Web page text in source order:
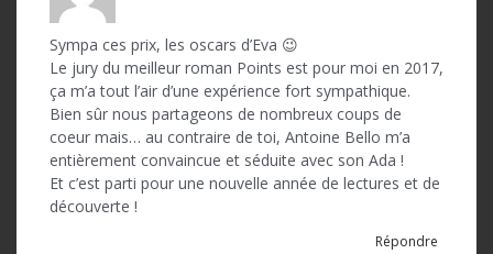
Sympa ces prix, les oscars d’Eva 😉
Le jury du meilleur roman Points est pour moi en 2017,
ça m’a tout l’air d’une expérience fort sympathique.
Bien sûr nous partageons de nombreux coups de
coeur mais… au contraire de toi, Antoine Bello m’a
entièrement convaincue et séduite avec son Ada !
Et c’est parti pour une nouvelle année de lectures et de
découverte !
Répondre